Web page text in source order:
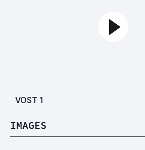
VOST 1
IMAGES